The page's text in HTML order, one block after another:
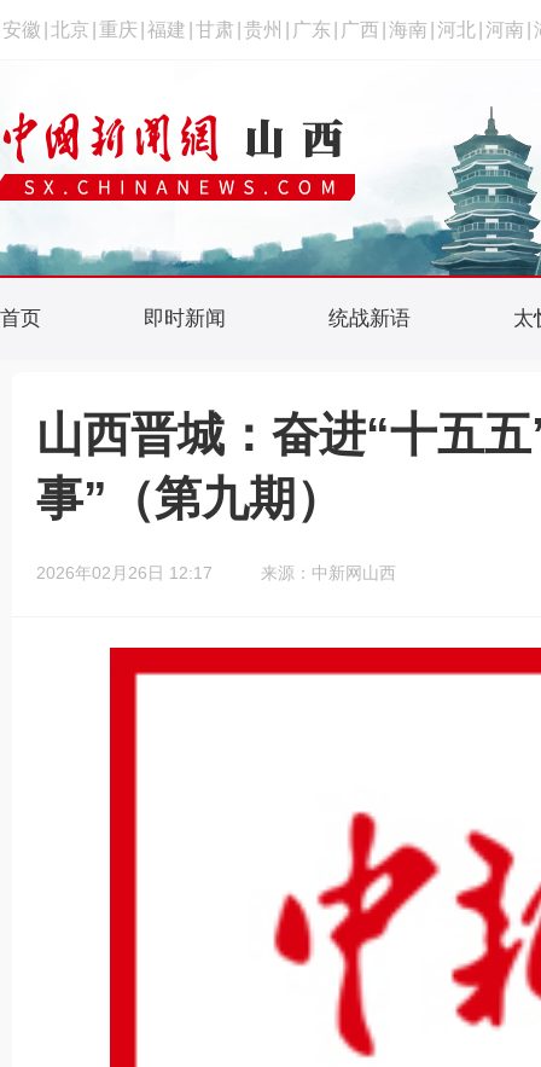
安徽 北京 重庆 福建 甘肃 贵州 广东 广西 海南 河北 河南
首页 即时新闻 统战新语 太
山西晋城：奋进“十五
事”（第九期）
2026年02月26日 12:17 来源：中新网山西